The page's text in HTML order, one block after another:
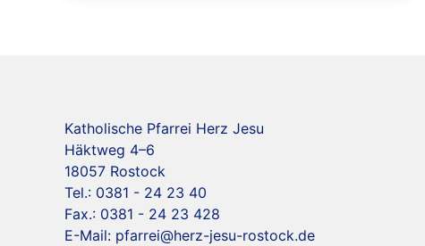
Katholische Pfarrei Herz Jesu
Häktweg 4–6
18057 Rostock
Tel.: 0381 - 24 23 40
Fax.: 0381 - 24 23 428
E-Mail: pfarrei@herz-jesu-rostock.de